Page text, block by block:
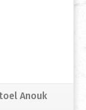
Anouk